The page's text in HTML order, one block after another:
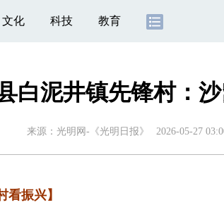
文化 科技 教育
白泥井镇先锋村：
来源： 光明网-《光明日报》 2026-05-27
振兴】